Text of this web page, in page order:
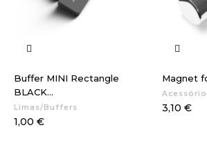
Buffer MINI Rectangle
BLACK...
Limas/Buffers
Preço
1,00 €
Magnet
Preço
3,10 €